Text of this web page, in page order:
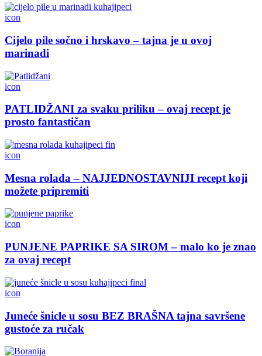
icon
Cijelo pile sočno i hrskavo – tajna je u ovoj
marinadi
icon
PATLIDŽANI za svaku priliku – ovaj recept je
prosto fantastičan
icon
Mesna rolada – NAJJEDNOSTAVNIJI recept koji
možete pripremiti
icon
PUNJENE PAPRIKE SA SIROM – malo ko je znao
za ovaj recept
icon
Juneće šnicle u sosu BEZ BRAŠNA tajna savršene
gustoće za ručak